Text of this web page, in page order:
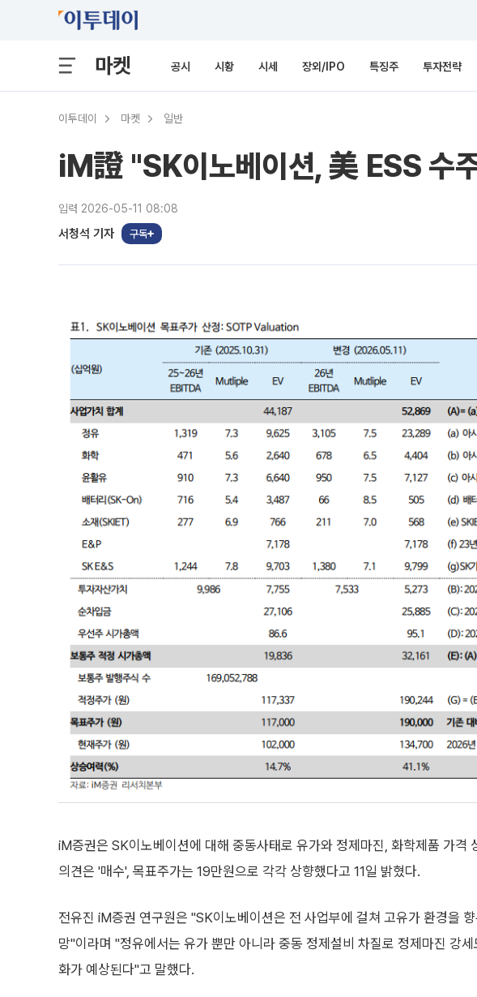
마켓 공시 시황 시세 장외/IPO 특징주 투자전략
이투데이 마켓 일반
iM證 "SK이노베이션, 美 ESS 수
입력 2026-05-11 08:08
서청석 기자 구독
iM증권은 SK이노베이션에 대해 중동사태로 유가와 정제마진, 화학제품 가격
의견은 '매수', 목표주가는 19만원으로 각각 상향했다고 11일 밝혔다.
전유진 iM증권 연구원은 "SK이노베이션은 전 사업부에 걸쳐 고유가 환경을
망"이라며 "정유에서는 유가 뿐만 아니라 중동 정제설비 차질로 정제마진 강세
화가 예상된다"고 말했다.